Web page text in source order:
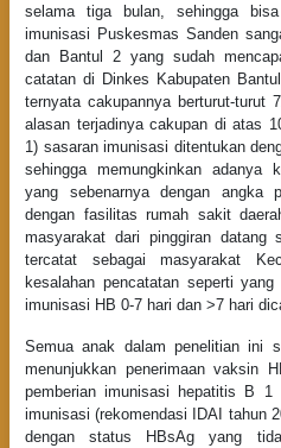
selama tiga bulan, sehingga
imunisasi Puskesmas Sanden
dan Bantul 2 yang sudah
catatan di Dinkes Kabupaten
ternyata cakupannya berturut-turut
alasan terjadinya cakupan di atas
1) sasaran imunisasi ditentukan
sehingga memungkinkan adanya
yang sebenarnya dengan angka
dengan fasilitas rumah sakit
masyarakat dari pinggiran datang
tercatat sebagai masyarakat
kesalahan pencatatan seperti
imunisasi HB 0-7 hari dan >7 hari
Semua anak dalam penelitian ini
menunjukkan penerimaan vaksin
pemberian imunisasi hepatitis B 1
imunisasi (rekomendasi IDAI tahun
dengan status HBsAg yang